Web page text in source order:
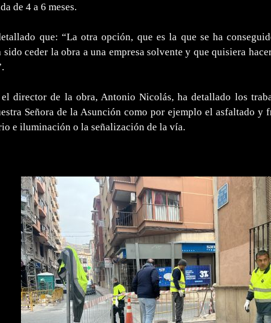
de 4 a 6 meses.
que: “La otra opción, que es la que se ha
sido ceder la obra a una empresa solvente y que quisiera
director de la obra, Antonio Nicolás, ha detallado los
Señora de la Asunción como por ejemplo el asfaltado y
e iluminación o la señalización de la vía.